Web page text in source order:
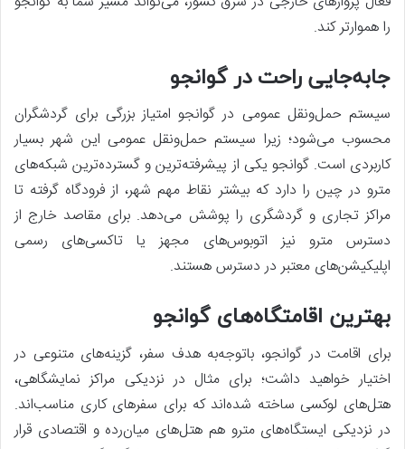
را هموارتر کند.
جابه‌جایی راحت در گوانجو
سیستم حمل‌ونقل عمومی در گوانجو امتیاز بزرگی برای گردشگران
محسوب می‌شود؛ زیرا سیستم حمل‌ونقل عمومی این شهر بسیار
کاربردی است. گوانجو یکی از پیشرفته‌ترین و گسترده‌ترین شبکه‌های
مترو در چین را دارد که بیشتر نقاط مهم شهر، از فرودگاه گرفته تا
مراکز تجاری و گردشگری را پوشش می‌دهد. برای مقاصد خارج از
دسترس مترو نیز اتوبوس‌های مجهز یا تاکسی‌های رسمی
اپلیکیشن‌های معتبر در دسترس هستند.
بهترین اقامتگاه‌های گوانجو
برای اقامت در گوانجو، با‌توجه‌به هدف سفر، گزینه‌های متنوعی در
اختیار خواهید داشت؛ برای مثال در نزدیکی مراکز نمایشگاهی،
هتل‌های لوکسی ساخته شده‌اند که برای سفرهای کاری مناسب‌اند.
در نزدیکی ایستگاه‌های مترو هم هتل‌های میان‌رده و اقتصادی قرار